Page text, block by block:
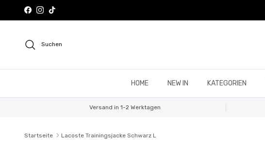
Direkt zum Inhalt
Facebook
Instagram
TikTok
Suchen
HOME NEW IN KATEGORIEN
Versand in 1-2 Werktagen
Startseite Lacoste Trainingsjacke Schwarz L